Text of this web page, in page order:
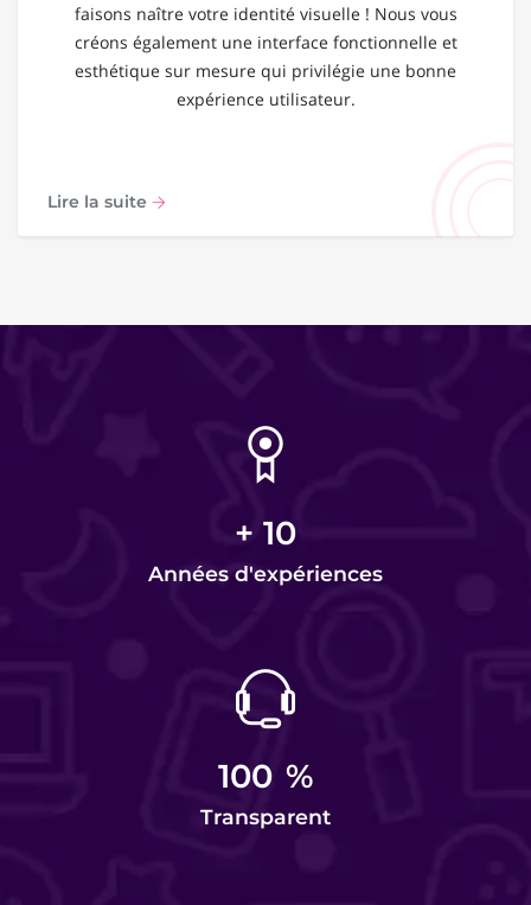
faisons naître votre identité visuelle ! Nous vous
créons également une interface fonctionnelle et
esthétique sur mesure qui privilégie une bonne
expérience utilisateur.
Lire la suite
+ 10
Années d'expériences
100 %
Transparent